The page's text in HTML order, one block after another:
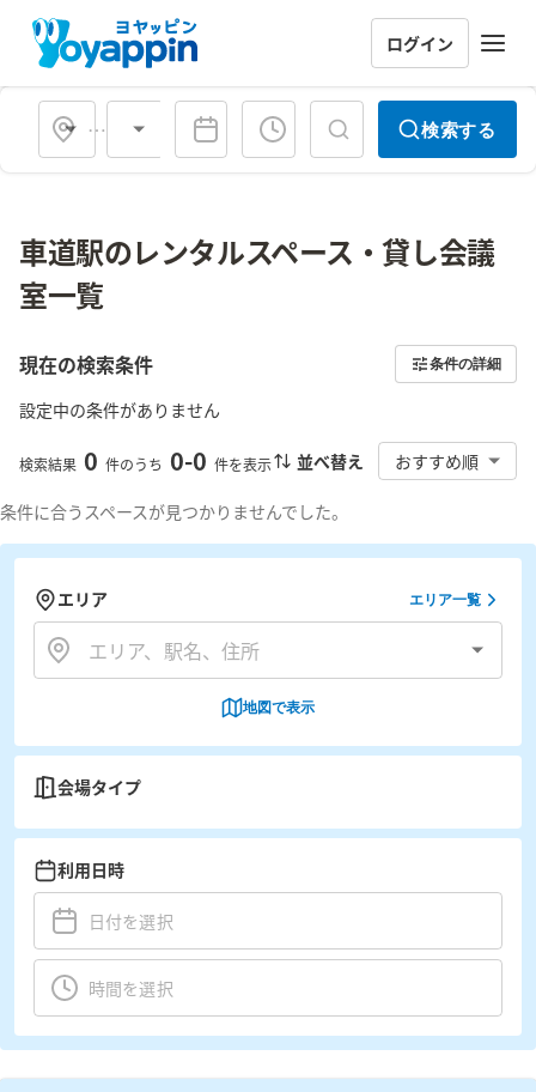
ログイン
会場タイプ 検索する
車道駅のレンタルスペース・貸し会議
室一覧
現在の検索条件 条件の詳細
設定中の条件がありません
検索結果 0 件のうち 0-0 件を表示 並べ替え おすすめ順
条件に合うスペースが見つかりませんでした。
エリア エリア一覧
地図で表示
会場タイプ
利用日時